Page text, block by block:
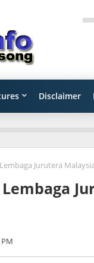
Disclaimer
Jurutera